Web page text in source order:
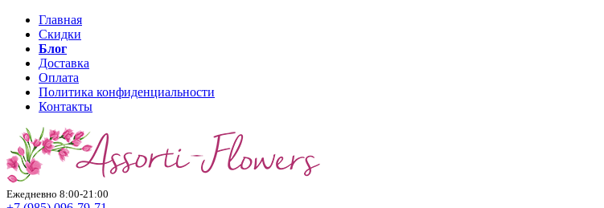
Главная
Скидки
Блог
Доставка
Оплата
Политика конфиденциальности
Контакты
Ежедневно 8:00-21:00